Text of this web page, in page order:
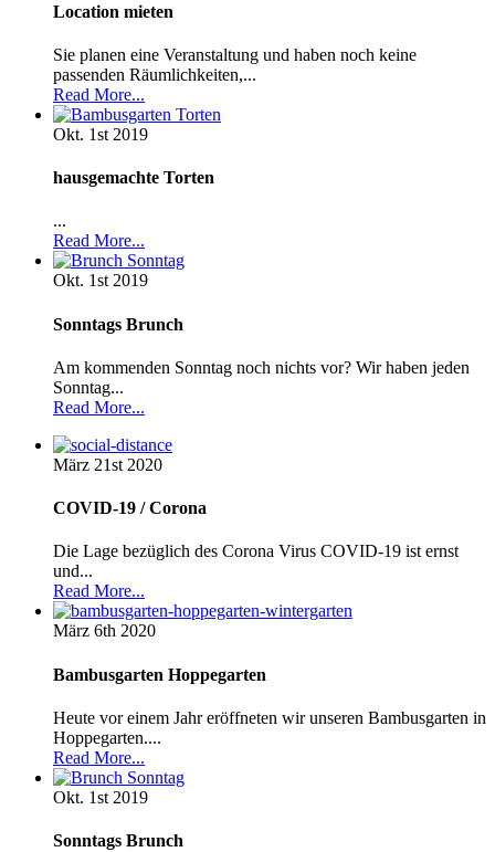
Location mieten
Sie planen eine Veranstaltung und haben noch keine
passenden Räumlichkeiten,...
Read More...
Okt. 1st 2019
hausgemachte Torten
...
Read More...
Okt. 1st 2019
Sonntags Brunch
Am kommenden Sonntag noch nichts vor? Wir haben jeden
Sonntag...
Read More...
März 21st 2020
COVID-19 / Corona
Die Lage bezüglich des Corona Virus COVID-19 ist ernst
und...
Read More...
März 6th 2020
Bambusgarten Hoppegarten
Heute vor einem Jahr eröffneten wir unseren Bambusgarten in
Hoppegarten....
Read More...
Okt. 1st 2019
Sonntags Brunch